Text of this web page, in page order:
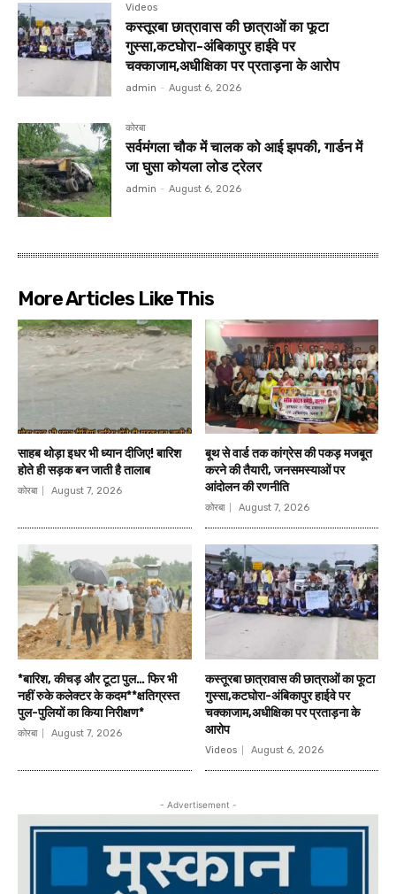
Videos
कस्तूरबा छात्रावास की छात्राओं का फूटा
गुस्सा,कटघोरा-अंबिकापुर हाईवे पर
चक्काजाम,अधीक्षिका पर प्रताड़ना के आरोप
admin - August 6, 2026
कोरबा
सर्वमंगला चौक में चालक को आई झपकी, गार्डन में
जा घुसा कोयला लोड ट्रेलर
admin - August 6, 2026
More Articles Like This
साहब थोड़ा इधर भी ध्यान दीजिए! बारिश
होते ही सड़क बन जाती है तालाब
कोरबा August 7, 2026
बूथ से वार्ड तक कांग्रेस की पकड़ मजबूत
करने की तैयारी, जनसमस्याओं पर
आंदोलन की रणनीति
कोरबा August 7, 2026
*बारिश, कीचड़ और टूटा पुल… फिर भी
नहीं रुके कलेक्टर के कदम**क्षतिग्रस्त
पुल-पुलियों का किया निरीक्षण*
कोरबा August 7, 2026
कस्तूरबा छात्रावास की छात्राओं का फूटा
गुस्सा,कटघोरा-अंबिकापुर हाईवे पर
चक्काजाम,अधीक्षिका पर प्रताड़ना के
आरोप
Videos August 6, 2026
- Advertisement -